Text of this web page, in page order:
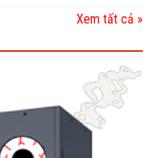
Xem tất cả »